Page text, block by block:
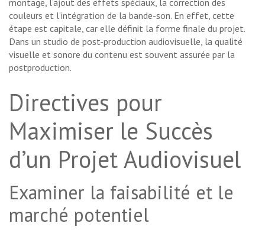
montage, l’ajout des effets spéciaux, la correction des
couleurs et l’intégration de la bande-son. En effet, cette
étape est capitale, car elle définit la forme finale du projet.
Dans un studio de post-production audiovisuelle, la qualité
visuelle et sonore du contenu est souvent assurée par la
postproduction.
Directives pour
Maximiser le Succès
d’un Projet Audiovisuel
Examiner la faisabilité et le
marché potentiel